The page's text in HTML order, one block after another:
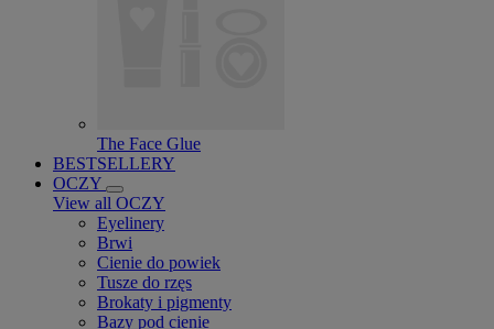
The Face Glue
BESTSELLERY
OCZY
View all OCZY
Eyelinery
Brwi
Cienie do powiek
Tusze do rzęs
Brokaty i pigmenty
Bazy pod cienie